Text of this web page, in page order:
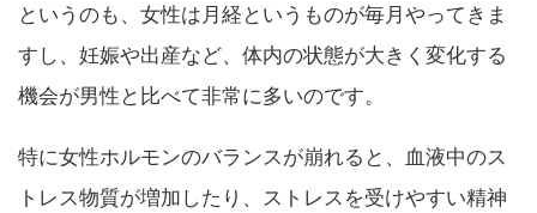
というのも、女性は月経というものが毎月やってきま
すし、妊娠や出産など、体内の状態が大きく変化する
機会が男性と比べて非常に多いのです。
特に女性ホルモンのバランスが崩れると、血液中のス
トレス物質が増加したり、ストレスを受けやすい精神